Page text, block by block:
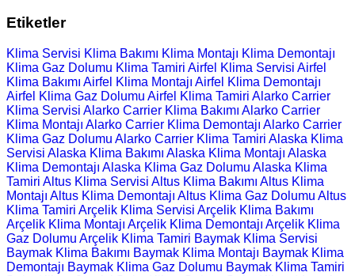
Etiketler
Klima Servisi Klima Bakımı Klima Montajı Klima Demontajı
Klima Gaz Dolumu Klima Tamiri Airfel Klima Servisi Airfel
Klima Bakımı Airfel Klima Montajı Airfel Klima Demontajı
Airfel Klima Gaz Dolumu Airfel Klima Tamiri Alarko Carrier
Klima Servisi Alarko Carrier Klima Bakımı Alarko Carrier
Klima Montajı Alarko Carrier Klima Demontajı Alarko Carrier
Klima Gaz Dolumu Alarko Carrier Klima Tamiri Alaska Klima
Servisi Alaska Klima Bakımı Alaska Klima Montajı Alaska
Klima Demontajı Alaska Klima Gaz Dolumu Alaska Klima
Tamiri Altus Klima Servisi Altus Klima Bakımı Altus Klima
Montajı Altus Klima Demontajı Altus Klima Gaz Dolumu Altus
Klima Tamiri Arçelik Klima Servisi Arçelik Klima Bakımı
Arçelik Klima Montajı Arçelik Klima Demontajı Arçelik Klima
Gaz Dolumu Arçelik Klima Tamiri Baymak Klima Servisi
Baymak Klima Bakımı Baymak Klima Montajı Baymak Klima
Demontajı Baymak Klima Gaz Dolumu Baymak Klima Tamiri